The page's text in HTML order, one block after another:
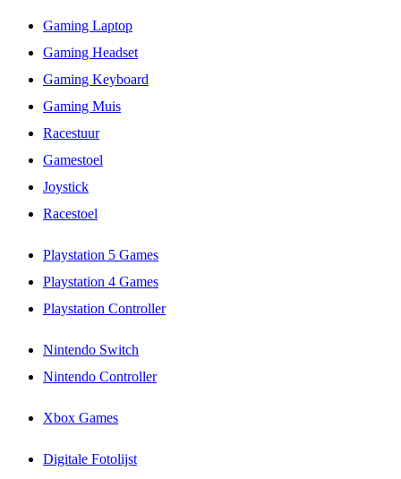
Gaming Laptop
Gaming Headset
Gaming Keyboard
Gaming Muis
Racestuur
Gamestoel
Joystick
Racestoel
Playstation 5 Games
Playstation 4 Games
Playstation Controller
Nintendo Switch
Nintendo Controller
Xbox Games
Digitale Fotolijst